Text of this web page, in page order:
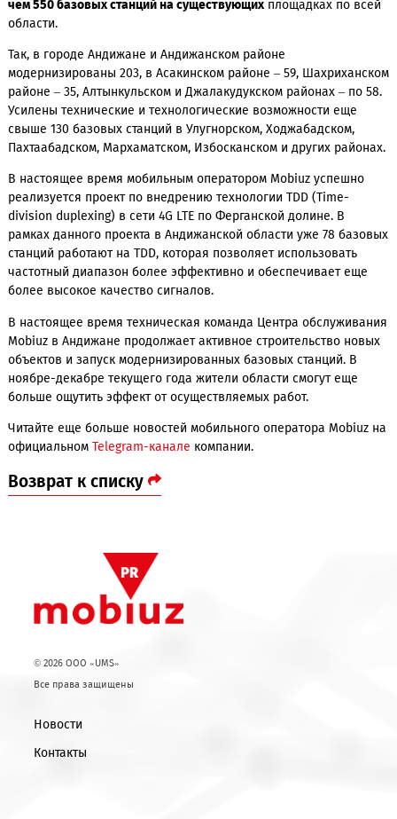
Бустонском, Избосканском, Пахтаабадском, Шахриханском
Для обеспечения доступа населения к современным
технологиям и удовлетворения растущей потребности в
мобильном интернете проведенымодернизация и запуск
чем 550 базовых станций на существующихплощадках по
области.
Так, в городе Андижане и Андижанском районе
модернизированы 203, в Асакинском районе – 59,
районе – 35, Алтынкульском и Джалакудукском районах –
Усилены технические и технологические возможности еще
свыше 130 базовых станций в Улугнорском, Ходжабадском,
Пахтаабадском, Мархаматском, Избосканском и других
В настоящее время мобильным оператором Mobiuz
реализуется проект по внедрению технологии TDD (Time-
division duplexing) в сети 4G LTE по Ферганской долине. В
рамках данного проекта в Андижанской области уже 78
частотный диапазон более эффективно и обеспечивает
более высокое качество сигналов.
В настоящее время техническая команда Центра
ноябре-декабре текущего года жители области смогут еще
больше ощутить эффект от осуществляемых работ.
Читайте еще больше новостей мобильного оператора
официальномTelegram-канале
Возврат к списку